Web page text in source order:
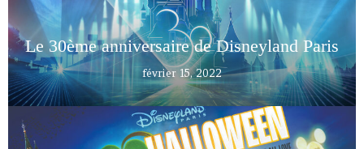
Le 30ème anniversaire de Disneyland Paris
février 15, 2022